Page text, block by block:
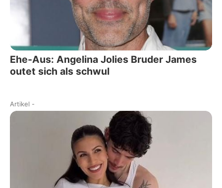
Ehe-Aus: Angelina Jolies Bruder James
outet sich als schwul
Artikel -